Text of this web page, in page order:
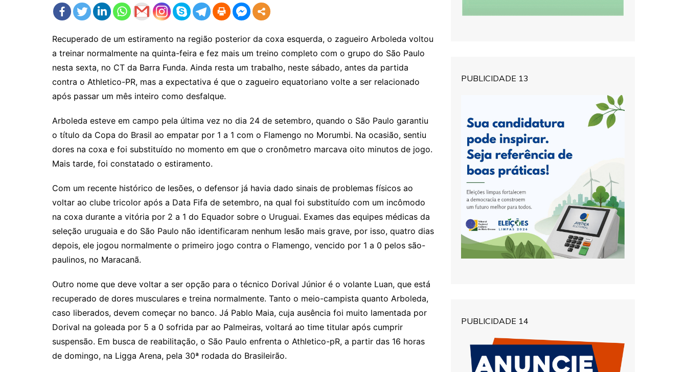
Recuperado de um estiramento na região posterior da coxa esquerda, o zagueiro Arboleda voltou
a treinar normalmente na quinta-feira e fez mais um treino completo com o grupo do São Paulo
nesta sexta, no CT da Barra Funda. Ainda resta um trabalho, neste sábado, antes da partida
contra o Athletico-PR, mas a expectativa é que o zagueiro equatoriano volte a ser relacionado
após passar um mês inteiro como desfalque.
Arboleda esteve em campo pela última vez no dia 24 de setembro, quando o São Paulo garantiu
o título da Copa do Brasil ao empatar por 1 a 1 com o Flamengo no Morumbi. Na ocasião, sentiu
dores na coxa e foi substituído no momento em que o cronômetro marcava oito minutos de jogo.
Mais tarde, foi constatado o estiramento.
Com um recente histórico de lesões, o defensor já havia dado sinais de problemas físicos ao
voltar ao clube tricolor após a Data Fifa de setembro, na qual foi substituído com um incômodo
na coxa durante a vitória por 2 a 1 do Equador sobre o Uruguai. Exames das equipes médicas da
seleção uruguaia e do São Paulo não identificaram nenhum lesão mais grave, por isso, quatro dias
depois, ele jogou normalmente o primeiro jogo contra o Flamengo, vencido por 1 a 0 pelos são-
paulinos, no Maracanã.
Outro nome que deve voltar a ser opção para o técnico Dorival Júnior é o volante Luan, que está
recuperado de dores musculares e treina normalmente. Tanto o meio-campista quanto Arboleda,
caso liberados, devem começar no banco. Já Pablo Maia, cuja ausência foi muito lamentada por
Dorival na goleada por 5 a 0 sofrida par ao Palmeiras, voltará ao time titular após cumprir
suspensão. Em busca de reabilitação, o São Paulo enfrenta o Athletico-pR, a partir das 16 horas
de domingo, na Ligga Arena, pela 30ª rodada do Brasileirão.
PUBLICIDADE 13
PUBLICIDADE 14